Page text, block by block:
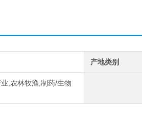
产地类别
,农林牧渔,制药/生物